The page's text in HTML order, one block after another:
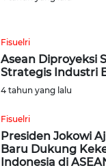
Fisuelri
Asean Diproyeksi
Strategis Industri
4 tahun yang lalu
Fisuelri
Presiden Jokowi
Baru Dukung
Indonesia di